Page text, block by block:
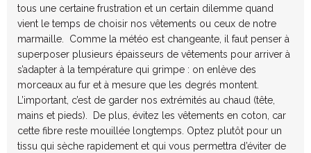
tous une certaine frustration et un certain dilemme quand
vient le temps de choisir nos vêtements ou ceux de notre
marmaille. Comme la météo est changeante, il faut penser à
superposer plusieurs épaisseurs de vêtements pour arriver à
s’adapter à la température qui grimpe : on enlève des
morceaux au fur et à mesure que les degrés montent.
L’important, c’est de garder nos extrémités au chaud (tête,
mains et pieds). De plus, évitez les vêtements en coton, car
cette fibre reste mouillée longtemps. Optez plutôt pour un
tissu qui sèche rapidement et qui vous permettra d’éviter de